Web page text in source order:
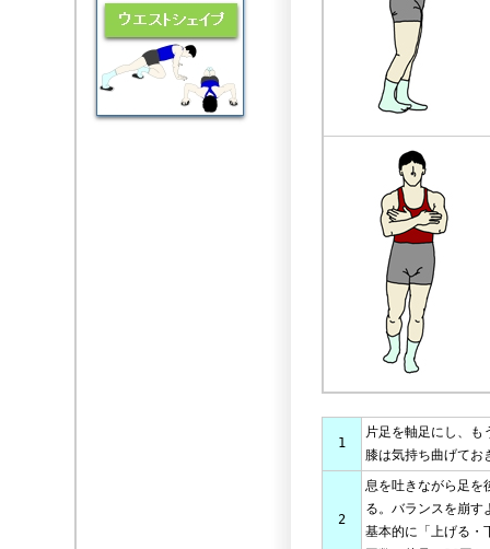
1
片足を軸足にし、も
膝は気持ち曲げてお
2
息を吐きながら足を
る。バランスを崩す
基本的に「上げる・